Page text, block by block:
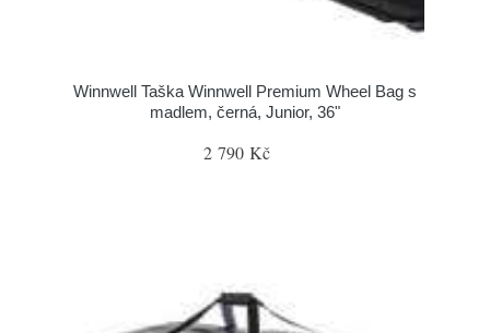
Winnwell Taška Winnwell Premium Wheel Bag s
madlem, černá, Junior, 36"
2 790 Kč